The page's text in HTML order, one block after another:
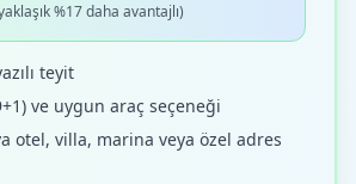
%17 daha avantajlı)
teyit
ve uygun araç seçeneği
otel, villa, marina veya özel adres